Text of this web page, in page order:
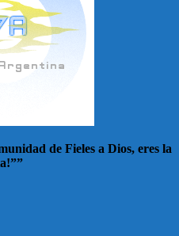
de Fieles a Dios, eres la